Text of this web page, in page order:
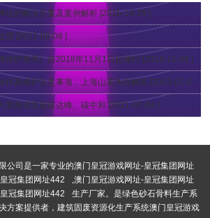
址的解决方案及案例解析 [2015-10-29 ]
理 [2012-08-08 ]
保护条例》自2018年11月1日起施行 [2018-11-09 ]
作及维护注意事项，上海山美为你解答 [2023-01-04 ]
面推动实现碳达峰、碳中和 [2021-02-04 ]
公司是一家专业的澳门皇冠游戏网址-皇冠集团网址
冠集团网址442 ,澳门皇冠游戏网址-皇冠集团网址
冠集团网址442
生产厂家。是绿色砂石骨料生产系
方案提供者，建筑固废资源化生产系统澳门皇冠游戏